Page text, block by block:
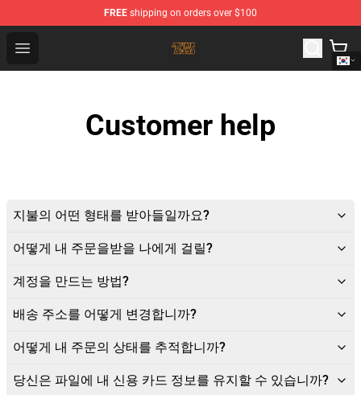
FREE shipping on orders over $100
Open menu
The Byrds Store - Official The Byrds Merchandise Shop
Customer help
지불의 어떤 형태를 받아들일까요?
어떻게 내 주문을받을 나에게 걸릴?
계정을 만드는 방법?
배송 주소를 어떻게 변경합니까?
어떻게 내 주문의 상태를 추적합니까?
당신은 파일에 내 신용 카드 정보를 유지할 수 있습니까?